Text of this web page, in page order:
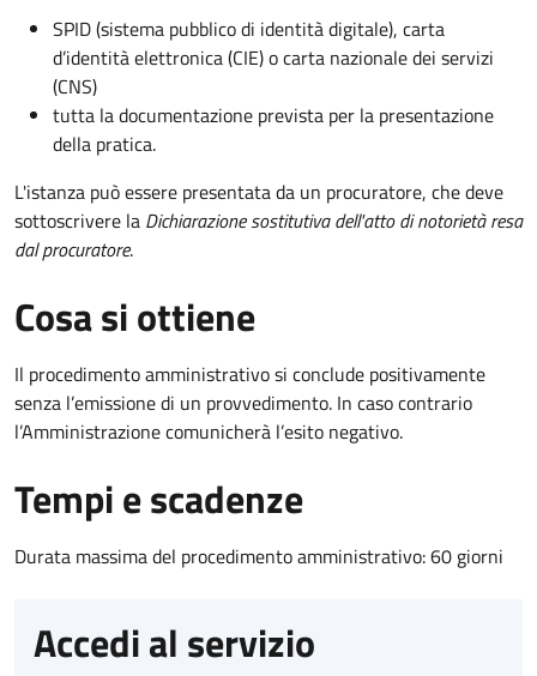
SPID (sistema pubblico di identità digitale), carta
d’identità elettronica (CIE) o carta nazionale dei servizi
(CNS)
tutta la documentazione prevista per la presentazione
della pratica.
L'istanza può essere presentata da un procuratore, che deve
sottoscrivere la Dichiarazione sostitutiva dell'atto di notorietà resa
dal procuratore.
Cosa si ottiene
Il procedimento amministrativo si conclude positivamente
senza l’emissione di un provvedimento. In caso contrario
l’Amministrazione comunicherà l’esito negativo.
Tempi e scadenze
Durata massima del procedimento amministrativo: 60 giorni
Accedi al servizio